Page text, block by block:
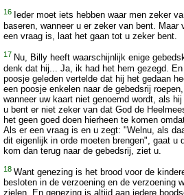
16 Ieder moet iets hebben waar men zeker
baseren, wanneer u er zeker van bent.
een vraag is, laat het gaan tot u zeker bent.
17 Nu, Billy heeft waarschijnlijk enige
denk dat hij... Ja, ik had het hem gezegd.
poosje geleden vertelde dat hij het gedaan
een poosje enkelen naar de gebedsrij
wanneer uw kaart niet genoemd wordt, als
u bent er niet zeker van dat God de
het geen goed doen hierheen te komen
Als er een vraag is en u zegt: "Welnu, als
dit eigenlijk in orde moeten brengen", gaat u
kom dan terug naar de gebedsrij, ziet u.
18 Want genezing is het brood voor de
besloten in de verzoening en de verzoening
zielen. En genezing is altijd aan iedere